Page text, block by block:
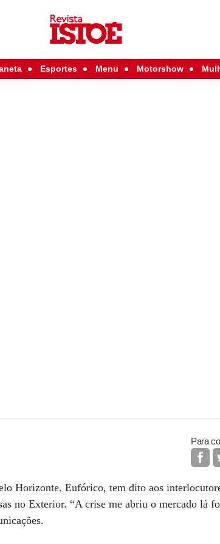
Esportes Menu Motorshow
Para
Horizonte. Eufórico, tem dito aos
no Exterior. “A crise me abriu o mercado lá